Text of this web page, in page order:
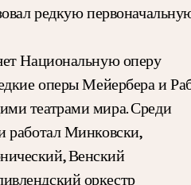
редкую
Национальную оперу
оперы Мейербера и
театрами мира. Среди
работал Минковски,
Венский
оркестр